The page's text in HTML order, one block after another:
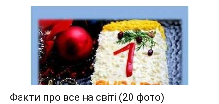
Факти про все на світі (20 фото)